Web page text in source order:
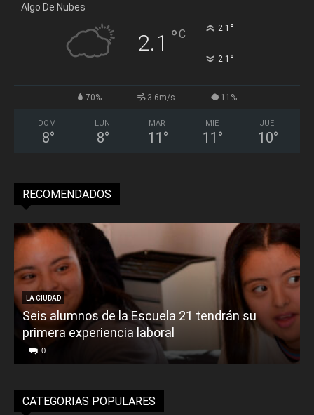
Algo De Nubes
2.1 °C 2.1 °
2.1 °
70% 3.6m/s 11%
DOM
8°
LUN
8°
MAR
11 °
MIÉ
11 °
JUE
10°
RECOMENDADOS
LA CIUDAD
Seis alumnos de la Escuela 21 tendrán su
primera experiencia laboral
0
CATEGORIAS POPULARES